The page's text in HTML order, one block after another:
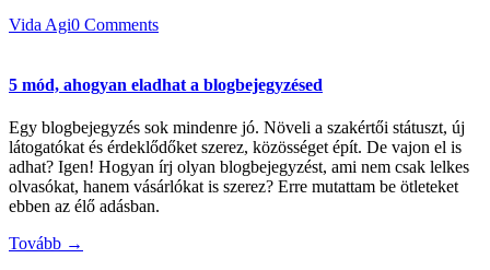
Vida Agi0 Comments
5 mód, ahogyan eladhat a blogbejegyzésed
Egy blogbejegyzés sok mindenre jó. Növeli a szakértői státuszt, új
látogatókat és érdeklődőket szerez, közösséget épít. De vajon el is
adhat? Igen! Hogyan írj olyan blogbejegyzést, ami nem csak lelkes
olvasókat, hanem vásárlókat is szerez? Erre mutattam be ötleteket
ebben az élő adásban.
Tovább →